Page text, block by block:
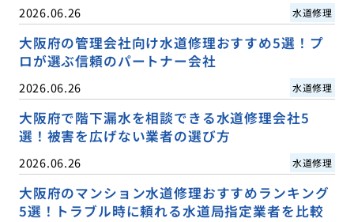
2026.06.26 水道修理
大阪府の管理会社向け水道修理おすすめ5選！プ
ロが選ぶ信頼のパートナー会社
2026.06.26 水道修理
大阪府で階下漏水を相談できる水道修理会社5
選！被害を広げない業者の選び方
2026.06.26 水道修理
大阪府のマンション水道修理おすすめランキング
5選！トラブル時に頼れる水道局指定業者を比較